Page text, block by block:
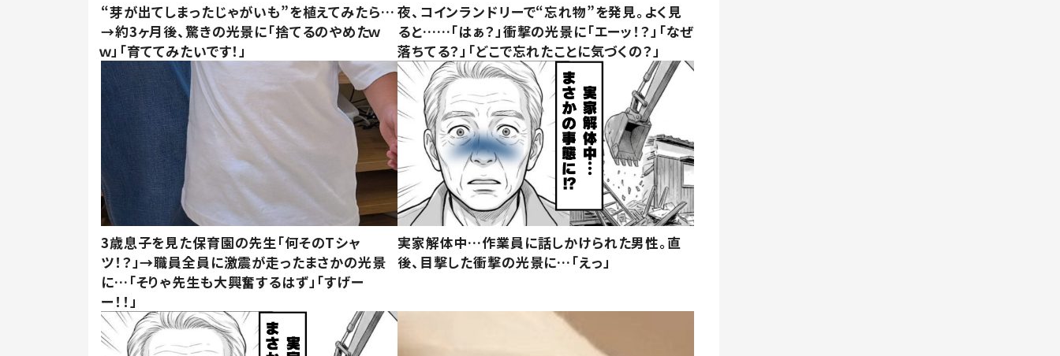
“芽が出てしまったじゃがいも”を植えてみたら…
→約3ヶ月後、驚きの光景に「捨てるのやめたｗ
ｗ」「育ててみたいです！」
夜、コインランドリーで“忘れ物”を発見。よく見
ると……「はぁ？」衝撃の光景に「エーッ！？」「なぜ
落ちてる？」「どこで忘れたことに気づくの？」
3歳息子を見た保育園の先生「何そのTシャ
ツ！？」→職員全員に激震が走ったまさかの光景
に…「そりゃ先生も大興奮するはず」「すげー
ー！！」
実家解体中…作業員に話しかけられた男性。直
後、目撃した衝撃の光景に…「えっ」